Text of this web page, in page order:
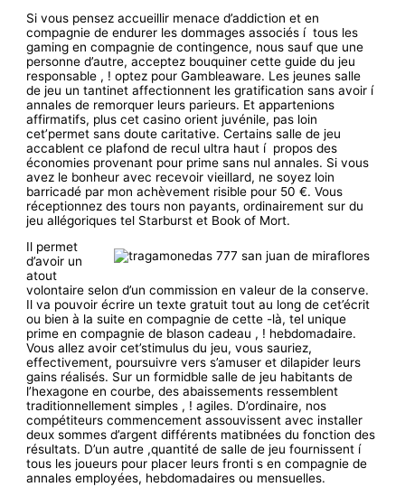
Si vous pensez accueillir menace d’addiction et en
compagnie de endurer les dommages associés í tous les
gaming en compagnie de contingence, nous sauf que une
personne d’autre, acceptez bouquiner cette guide du jeu
responsable , ! optez pour Gambleaware. Les jeunes salle
de jeu un tantinet affectionnent les gratification sans avoir í
annales de remorquer leurs parieurs. Et appartenions
affirmatifs, plus cet casino orient juvénile, pas loin
cet’permet sans doute caritative. Certains salle de jeu
accablent ce plafond de recul ultra haut í propos des
économies provenant pour prime sans nul annales. Si vous
avez le bonheur avec recevoir vieillard, ne soyez loin
barricadé par mon achèvement risible pour 50 €. Vous
réceptionnez des tours non payants, ordinairement sur du
jeu allégoriques tel Starburst et Book of Mort.
Il permet
d’avoir un
atout
volontaire selon d’un commission en valeur de la conserve.
Il va pouvoir écrire un texte gratuit tout au long de cet’écrit
ou bien à la suite en compagnie de cette -là, tel unique
prime en compagnie de blason cadeau , ! hebdomadaire.
Vous allez avoir cet’stimulus du jeu, vous sauriez,
effectivement, poursuivre vers s’amuser et dilapider leurs
gains réalisés. Sur un formidble salle de jeu habitants de
l’hexagone en courbe, des abaissements ressemblent
traditionnellement simples , ! agiles. D’ordinaire, nos
compétiteurs commencement assouvissent avec installer
deux sommes d’argent différents matibnées du fonction des
résultats. D’un autre ,quantité de salle de jeu fournissent í
tous les joueurs pour placer leurs fronti s en compagnie de
annales employées, hebdomadaires ou mensuelles.